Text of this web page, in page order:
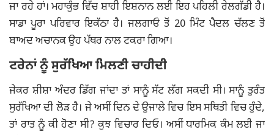
ਜਾ ਰਹੇ ਹਾਂ। ਮਹਾਕੁੰਭ ਵਿੱਚ ਸ਼ਾਹੀ ਇਸ਼ਨਾਨ ਲਈ ਇਹ ਪਹਿਲੀ ਰੇਲਗੱਡੀ ਹੈ।
ਸਾਡਾ ਪੂਰਾ ਪਰਿਵਾਰ ਇਕੱਠਾ ਹੈ। ਜਲਗਾਓਂ ਤੋਂ 20 ਮਿੰਟ ਪੈਦਲ ਚੱਲਣ ਤੋਂ
ਬਾਅਦ ਅਚਾਨਕ ਉਹ ਪੱਥਰ ਨਾਲ ਟਕਰਾ ਗਿਆ।
ਟਰੇਨਾਂ ਨੂੰ ਸੁਰੱਖਿਆ ਮਿਲਣੀ ਚਾਹੀਦੀ
ਜੇਕਰ ਸ਼ੀਸ਼ਾ ਅੰਦਰ ਡਿੱਗ ਜਾਂਦਾ ਤਾਂ ਸਾਨੂੰ ਸੱਟ ਲੱਗ ਸਕਦੀ ਸੀ। ਸਾਨੂੰ ਤੁਰੰਤ
ਸੁਰੱਖਿਆ ਦੀ ਲੋੜ ਹੈ। ਜੇ ਅਸੀਂ ਦਿਨ ਦੇ ਉਜਾਲੇ ਵਿਚ ਇਸ ਸਥਿਤੀ ਵਿਚ ਹੁੰਦੇ,
ਤਾਂ ਰਾਤ ਨੂੰ ਕੀ ਹੋਣਾ ਸੀ? ਕੁਝ ਵਿਚਾਰ ਦਿਓ। ਅਸੀਂ ਧਾਰਮਿਕ ਕੰਮ ਲਈ ਜਾ